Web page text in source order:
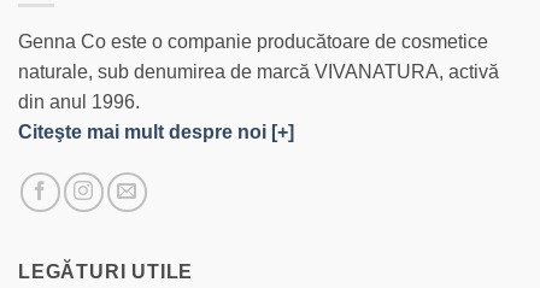
Genna Co este o companie producătoare de cosmetice
naturale, sub denumirea de marcă VIVANATURA, activă
din anul 1996.
Citeşte mai mult despre noi [+]
LEGĂTURI UTILE